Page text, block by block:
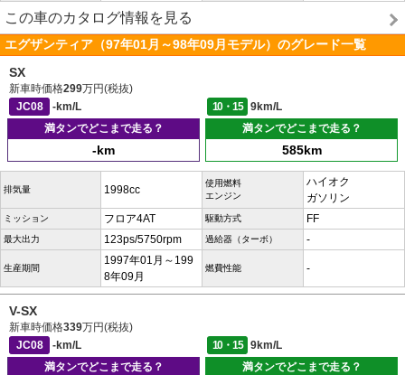
この車のカタログ情報を見る
エグザンティア（97年01月～98年09月モデル）のグレード一覧
SX
新車時価格299万円(税抜)
JC08
-km/L 10・15
9km/L
満タンでどこまで走る？
-km
満タンでどこまで走る？
585km
排気量 1998cc
使用燃料
エンジン
ハイオク
ガソリン
ミッション フロア4AT 駆動方式 FF
最大出力 123ps/5750rpm 過給器（ターボ） -
生産期間
1997年01月～199
8年09月
燃費性能 -
V-SX
新車時価格339万円(税抜)
JC08
-km/L 10・15
9km/L
満タンでどこまで走る？
満タンでどこまで走る？